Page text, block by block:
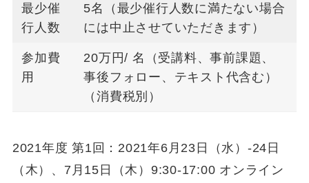
最少催
行人数
5名（最少催行人数に満たない場合
には中止させていただきます）
参加費
用
20万円/ 名（受講料、事前課題、
事後フォロー、テキスト代含む）
（消費税別）
2021年度 第1回：2021年6月23日（水）-24日
（木）、7月15日（木）9:30-17:00 オンライン